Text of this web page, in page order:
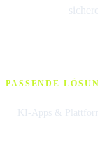
PASSENDE
KI-Apps &